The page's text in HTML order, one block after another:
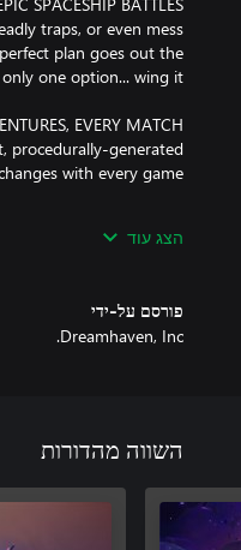
traps, or even mess
plan goes out the
procedurally-generated
and tools. Whether
treasure beyond your
הצג עוד
פורסם על-ידי
Dreamhaven, Inc.
השווה מהדורות